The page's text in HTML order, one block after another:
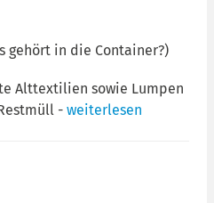
gehört in die Container?)
Alttextilien sowie Lumpen
- weiterlesen